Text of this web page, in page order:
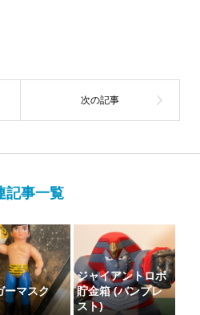
記事一覧
ーマスク
ジャイアントロボ
貯金箱 (バンプレ
スト)